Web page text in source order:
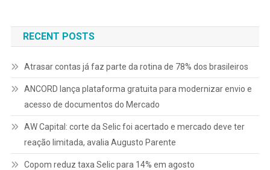
Post
RECENT POSTS
Atrasar contas já faz parte da rotina de 78% dos brasileiros
ANCORD lança plataforma gratuita para modernizar envio e
acesso de documentos do Mercado
AW Capital: corte da Selic foi acertado e mercado deve ter
reação limitada, avalia Augusto Parente
Copom reduz taxa Selic para 14% em agosto